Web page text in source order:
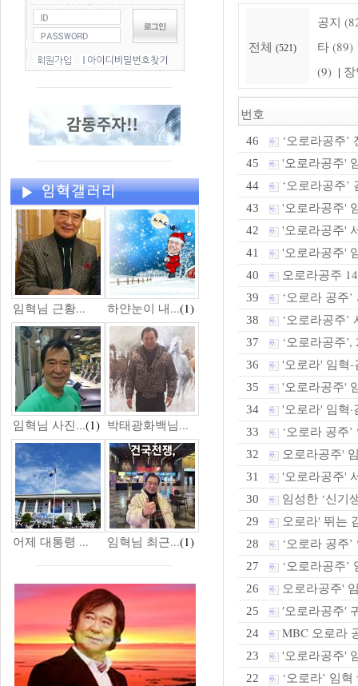
임혁님 근황... 하얀눈이 내...(1)
임혁님 사진...(1) 박태광화백님...
어제 대통령 ... 임혁님 최근...(1)
전체 (521)
공지
타 (89)
(9) |
번호
46 ‘오로라공주
45 '오로라공주'
44 ‘오로라공주
43 '오로라공주'
42 '오로라공주'
41 '오로라공주'
40 오로라공주
39 ‘오로라 공주
38 ‘오로라공주’
37 ‘오로라공주
36 '오로라' 임혁-
35 '오로라공주'
34 '오로라' 임혁
33 ‘오로라 공주
32 오로라공주'
31 '오로라공주'
30 임성한 ‘신기
29 오로라' 뛰는
28 ‘오로라 공주
27 ‘오로라공주’
26 오로라공주'
25 ′오로라공주′
24 MBC 오로라
23 '오로라공주'
22 ‘오로라’ 임